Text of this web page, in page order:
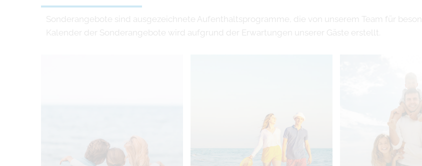
Sonderangebote sind ausgezeichnete Aufenthaltsprogramme, die von unserem Team für
Kalender der Sonderangebote wird aufgrund der Erwartungen unserer Gäste erstellt.